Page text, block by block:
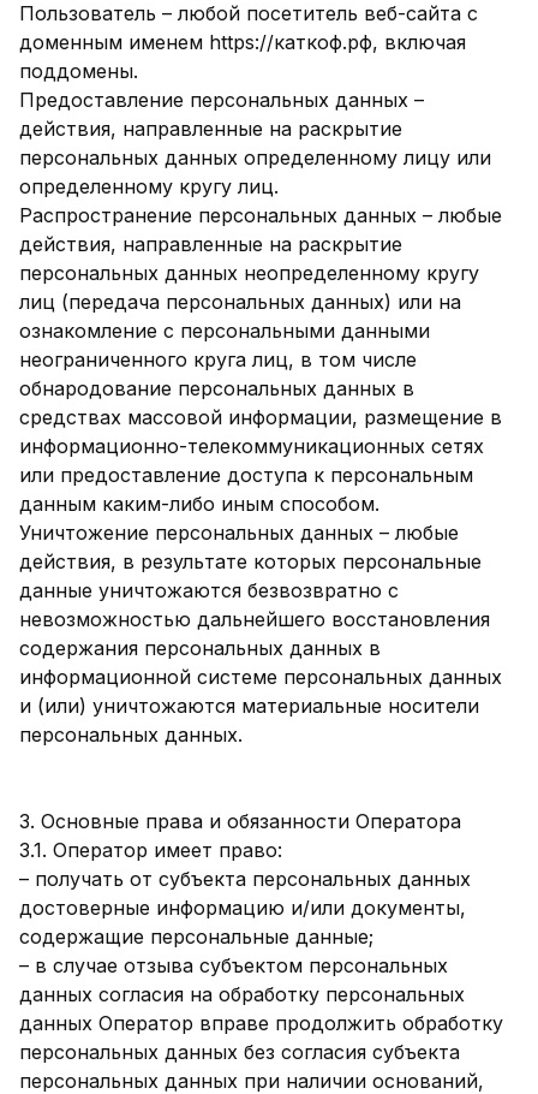
Пользователь – любой посетитель веб-сайта с
доменным именем https://каткоф.рф, включая
поддомены.
Предоставление персональных данных –
действия, направленные на раскрытие
персональных данных определенному лицу или
определенному кругу лиц.
Распространение персональных данных – любые
действия, направленные на раскрытие
персональных данных неопределенному кругу
лиц (передача персональных данных) или на
ознакомление с персональными данными
неограниченного круга лиц, в том числе
обнародование персональных данных в
средствах массовой информации, размещение в
информационно-телекоммуникационных сетях
или предоставление доступа к персональным
данным каким-либо иным способом.
Уничтожение персональных данных – любые
действия, в результате которых персональные
данные уничтожаются безвозвратно с
невозможностью дальнейшего восстановления
содержания персональных данных в
информационной системе персональных данных
и (или) уничтожаются материальные носители
персональных данных.
3. Основные права и обязанности Оператора
3.1. Оператор имеет право:
– получать от субъекта персональных данных
достоверные информацию и/или документы,
содержащие персональные данные;
– в случае отзыва субъектом персональных
данных согласия на обработку персональных
данных Оператор вправе продолжить обработку
персональных данных без согласия субъекта
персональных данных при наличии оснований,